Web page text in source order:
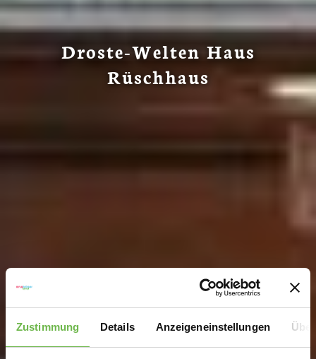
Zustimmung Details Anzeigeneinstellungen
Droste-Welten Haus
Rüschhaus